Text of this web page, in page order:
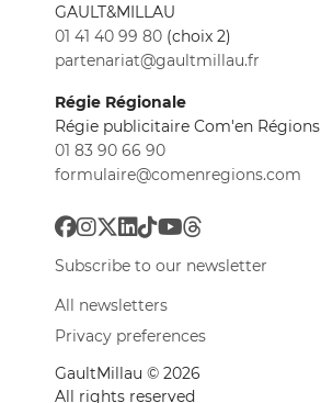
GAULT&MILLAU
01 41 40 99 80 (choix 2)
partenariat@gaultmillau.fr
Régie Régionale
Régie publicitaire Com'en Régions
01 83 90 66 90
formulaire@comenregions.com
Subscribe to our newsletter
All newsletters
Privacy preferences
GaultMillau © 2026
All rights reserved